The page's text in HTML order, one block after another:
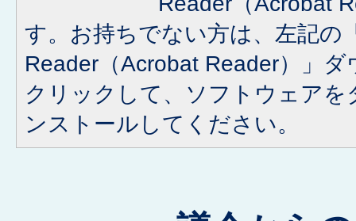
す。お持ちでない方は、左記の
Reader（Acrobat Reader）」
クリックして、ソフトウェア
ンストールしてください。